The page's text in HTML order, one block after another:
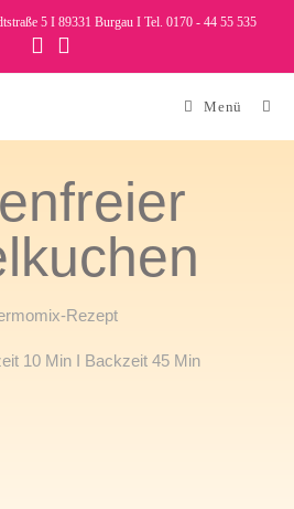
5 I 89331 Burgau I Tel. 0170 - 44 55 535
Menü
Rezept
10 Min I Backzeit 45 Min